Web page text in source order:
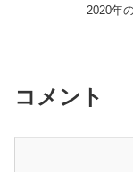
2020年
コメント